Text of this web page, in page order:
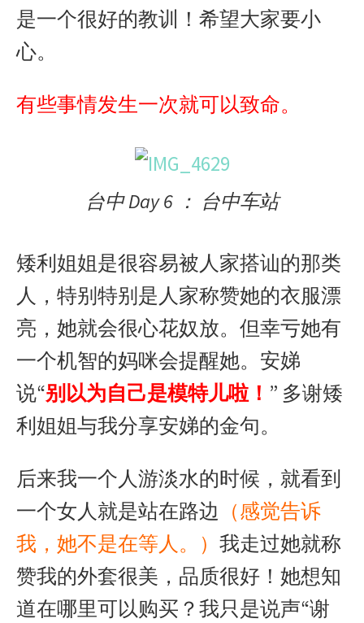
是一个很好的教训！希望大家要小
心。
有些事情发生一次就可以致命。
台中 Day 6 ： 台中车站
矮利姐姐是很容易被人家搭讪的那类
人，特别特别是人家称赞她的衣服漂
亮，她就会很心花奴放。但幸亏她有
一个机智的妈咪会提醒她。安娣
说“别以为自己是模特儿啦！ ” 多谢矮
利姐姐与我分享安娣的金句。
后来我一个人游淡水的时候，就看到
一个女人就是站在路边 （感觉告诉
我，她不是在等人。） 我走过她就称
赞我的外套很美，品质很好！她想知
道在哪里可以购买？我只是说声“谢